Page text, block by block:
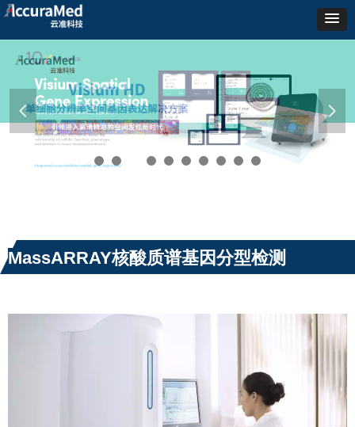
넳 넲
MassARRAY核酸质谱基因分型检测